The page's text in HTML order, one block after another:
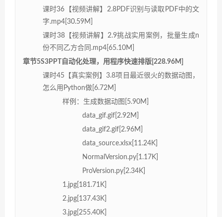
课时36【视频讲解】2.8PDF识别与读取PDF中的文
字.mp4[30.59M]
课时38【视频讲解】2.9挑战实用案例，批量生成n
份不同乙方合同.mp4[65.10M]
章节5S3PPT自动化处理，用程序快速排版[228.96M]
课时45【真实案例】3.8项目最近很火的数据动图，
怎么用Python做[6.72M]
样例：生成数据动图[5.90M]
data_gif.gif[2.92M]
data_gif2.gif[2.96M]
data_source.xlsx[11.24K]
NormalVersion.py[1.17K]
ProVersion.py[2.34K]
1.jpg[181.71K]
2.jpg[137.43K]
3.jpg[255.40K]